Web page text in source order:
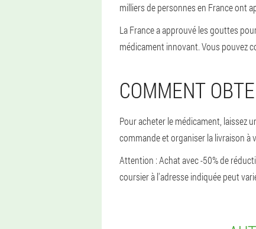
milliers de personnes en France ont
La France a approuvé les gouttes
médicament innovant. Vous pouvez
COMMENT
Pour acheter le médicament, laissez
commande et organiser la livraison à
Attention : Achat avec -50% de
coursier à l'adresse indiquée peut